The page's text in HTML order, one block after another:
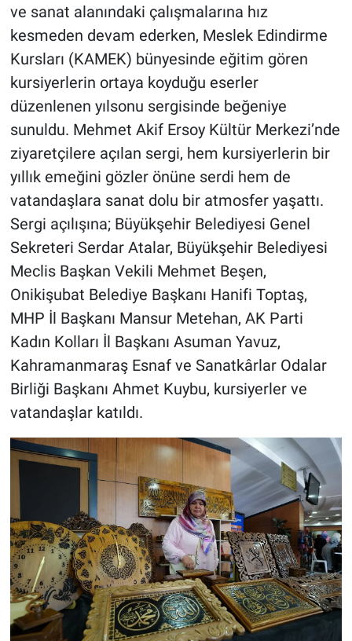
ve sanat alanındaki çalışmalarına hız
kesmeden devam ederken, Meslek Edindirme
Kursları (KAMEK) bünyesinde eğitim gören
kursiyerlerin ortaya koyduğu eserler
düzenlenen yılsonu sergisinde beğeniye
sunuldu. Mehmet Akif Ersoy Kültür Merkezi’nde
ziyaretçilere açılan sergi, hem kursiyerlerin bir
yıllık emeğini gözler önüne serdi hem de
vatandaşlara sanat dolu bir atmosfer yaşattı.
Sergi açılışına; Büyükşehir Belediyesi Genel
Sekreteri Serdar Atalar, Büyükşehir Belediyesi
Meclis Başkan Vekili Mehmet Beşen,
Onikişubat Belediye Başkanı Hanifi Toptaş,
MHP İl Başkanı Mansur Metehan, AK Parti
Kadın Kolları İl Başkanı Asuman Yavuz,
Kahramanmaraş Esnaf ve Sanatkârlar Odalar
Birliği Başkanı Ahmet Kuybu, kursiyerler ve
vatandaşlar katıldı.
BİLİM VE TEKNOLOJİ
Güvenlik
Bölge